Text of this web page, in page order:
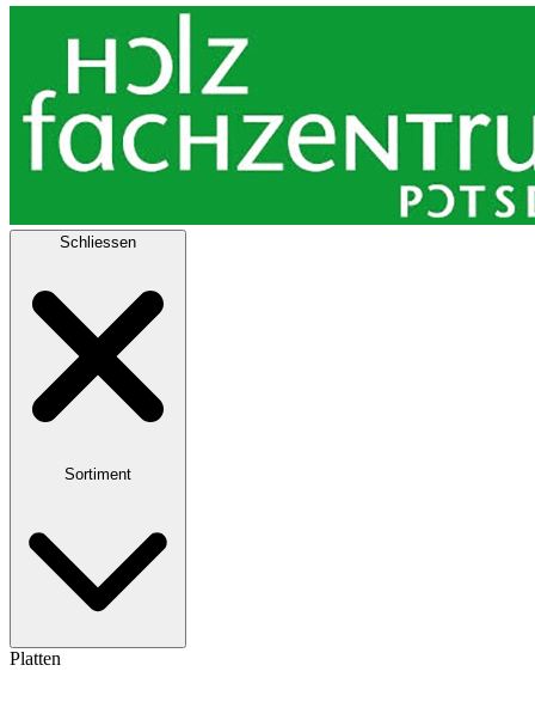
Schliessen
Sortiment
Platten